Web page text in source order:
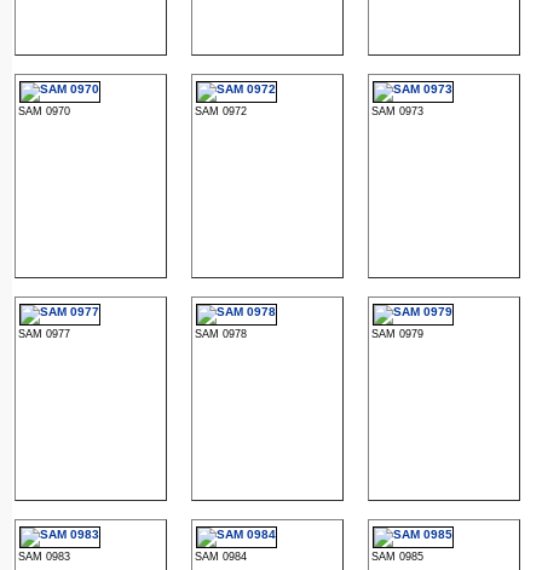
SAM 0970 SAM 0972 SAM 0973
SAM 0977 SAM 0978 SAM 0979
SAM 0983 SAM 0984 SAM 0985